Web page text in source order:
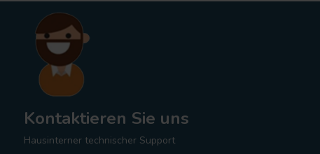
Kontaktieren Sie uns
Hausinterner technischer Support